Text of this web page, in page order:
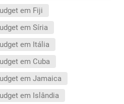
em Fiji
em Síria
em Itália
em Cuba
em Jamaica
em Islândia